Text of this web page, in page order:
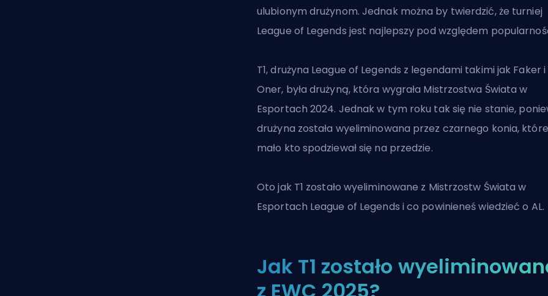
ulubionym drużynom. Jednak można by twierdzić, że turniej
League of Legends jest najlepszy pod względem
T1, drużyna League of Legends z legendami takimi jak Faker i
Oner, była drużyną, która wygrała Mistrzostwa Świata w
Esportach 2024. Jednak w tym roku tak się nie stanie,
drużyna została wyeliminowana przez czarnego konia,
mało kto spodziewał się na przedzie.
Oto jak T1 zostało wyeliminowane z Mistrzostw Świata w
Esportach League of Legends i co powinieneś wiedzieć o AL.
Jak T1 zostało